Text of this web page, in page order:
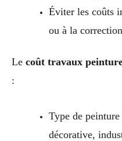
Éviter les coûts
ou à la
Le coût travaux
:
Type de
décorative,